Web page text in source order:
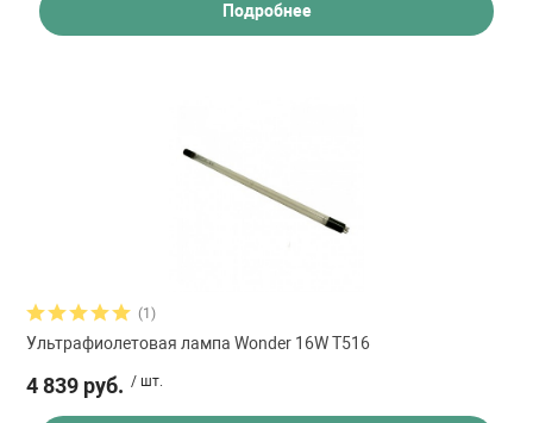
Подробнее
(1)
Ультрафиолетовая лампа Wonder 16W T516
4 839 руб. / шт.